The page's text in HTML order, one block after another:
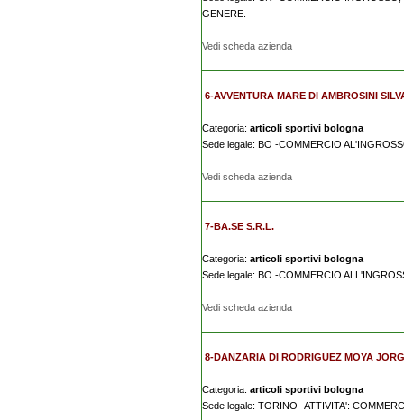
GENERE.
Vedi scheda azienda
6-AVVENTURA MARE DI AMBROSINI
Categoria: articoli sportivi bologna
Sede legale: BO -COMMERCIO
Vedi scheda azienda
7-BA.SE S.R.L.
Categoria: articoli sportivi bologna
Sede legale: BO -COMMERCIO
Vedi scheda azienda
8-DANZARIA DI RODRIGUEZ MOYA
Categoria: articoli sportivi bologna
Sede legale: TORINO -ATTIVITA':